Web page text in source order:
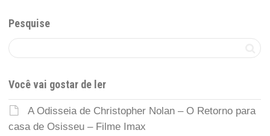
Pesquise
Você vai gostar de ler
A Odisseia de Christopher Nolan – O Retorno para
casa de Osisseu – Filme Imax